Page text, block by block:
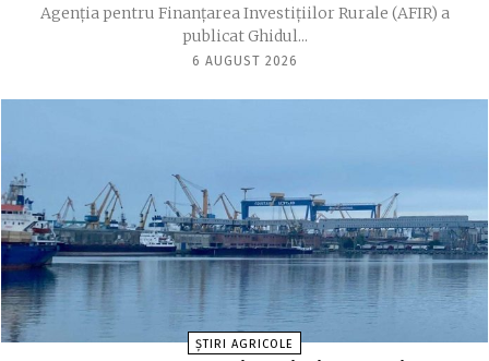
Agenția pentru Finanțarea Investițiilor Rurale (AFIR) a
publicat Ghidul...
6 AUGUST 2026
ȘTIRI AGRICOLE